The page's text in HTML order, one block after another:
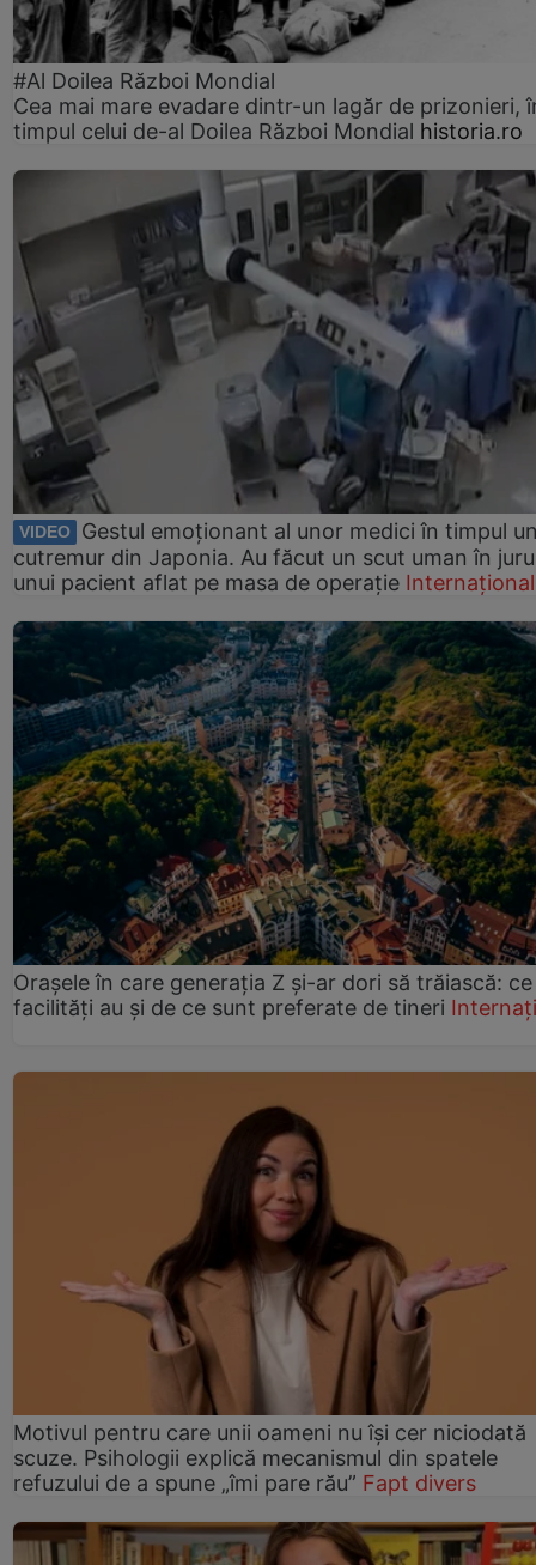
#Al Doilea Război Mondial
Cea mai mare evadare dintr-un lagăr de prizonieri,
timpul celui de-al Doilea Război Mondial historia.ro
VIDEO
Gestul emoționant al unor medici în timpul
cutremur din Japonia. Au făcut un scut uman în
unui pacient aflat pe masa de operație Internațional
Orașele în care generația Z și-ar dori să trăiască: ce
facilități au și de ce sunt preferate de tineri
Motivul pentru care unii oameni nu își cer niciodată
scuze. Psihologii explică mecanismul din spatele
refuzului de a spune „îmi pare rău” Fapt divers